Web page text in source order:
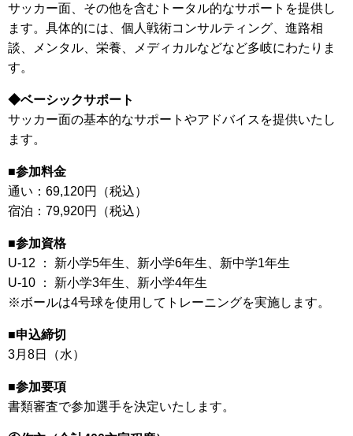
サッカー面、その他を含むトータル的なサポートを提供し
ます。具体的には、個人戦術コンサルティング、進路相
談、メンタル、栄養、メディカルなどなど多岐にわたりま
す。
◆ベーシックサポート
サッカー面の基本的なサポートやアドバイスを提供いたし
ます。
■参加料金
通い：69,120円（税込）
宿泊：79,920円（税込）
■参加資格
U-12 ： 新小学5年生、新小学6年生、新中学1年生
U-10 ： 新小学3年生、新小学4年生
※ボールは4号球を使用してトレーニングを実施します。
■申込締切
3月8日（水）
■参加要項
書類審査で参加選手を決定いたします。